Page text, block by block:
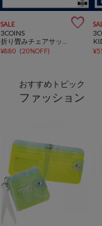
SALE 
3COINS
¥880 (20%OFF)
¥
おすすめトピック
ファッション